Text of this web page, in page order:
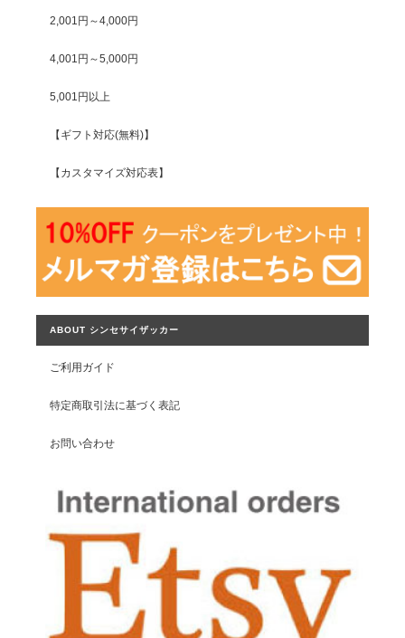
2,001円～4,000円
4,001円～5,000円
5,001円以上
【ギフト対応(無料)】
【カスタマイズ対応表】
ABOUT シンセサイザッカー
ご利用ガイド
特定商取引法に基づく表記
お問い合わせ